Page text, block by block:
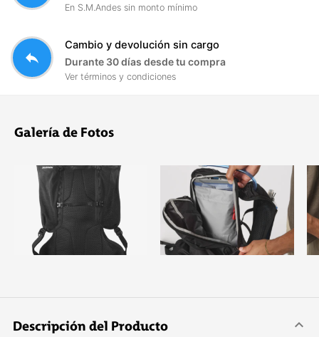
En S.M.Andes sin monto mínimo
reply
Cambio y devolución sin cargo
Durante 30 días desde tu compra
Ver términos y condiciones
Galería de Fotos
Descripción del Producto